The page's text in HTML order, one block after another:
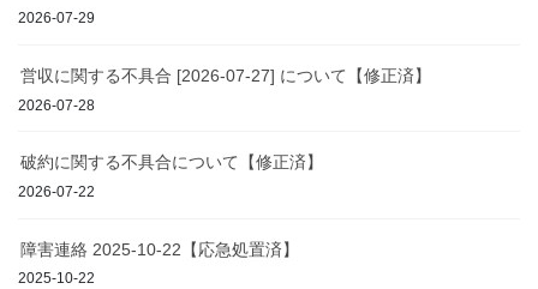
2026-07-29
営収に関する不具合 [2026-07-27] について【修正済】
2026-07-28
破約に関する不具合について【修正済】
2026-07-22
障害連絡 2025-10-22【応急処置済】
2025-10-22